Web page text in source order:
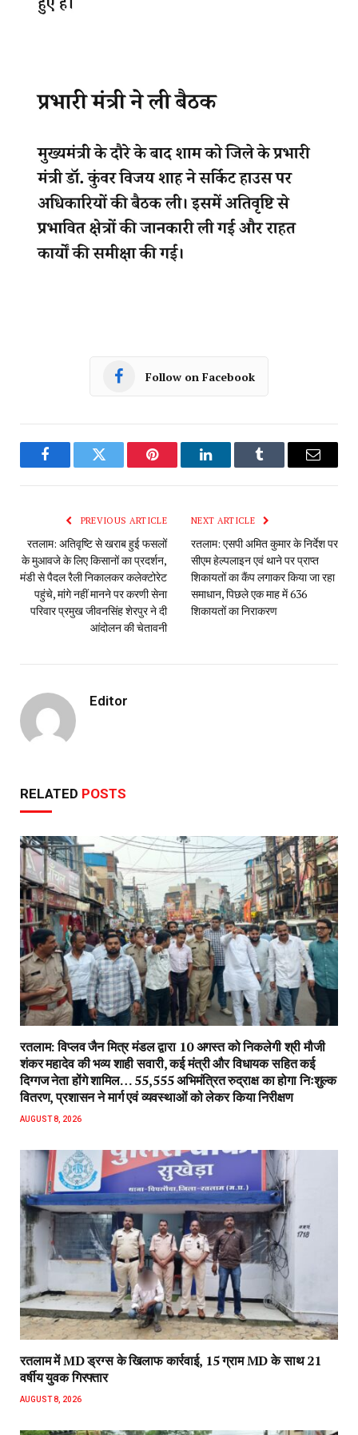
Follow on Facebook
FacebookTwitter Pinterest LinkedInTumblr Email
PREVIOUS ARTICLE
रतलाम: अतिवृष्टि से खराब हुई फसलों
के मुआवजे के लिए किसानों का प्रदर्शन,
मंडी से पैदल रैली निकालकर कलेक्टोरेट
पहुंचे, मांगे नहीं मानने पर करणी सेना
परिवार प्रमुख जीवनसिंह शेरपुर ने दी
आंदोलन की चेतावनी
NEXT ARTICLE
रतलाम: एसपी अमित कुमार के निर्देश पर
सीएम हेल्पलाइन एवं थाने पर प्राप्त
शिकायतों का कैंप लगाकर किया जा रहा
समाधान, पिछले एक माह में 636
शिकायतों का निराकरण
Editor
RELATED POSTS
रतलाम: विप्लव जैन मित्र मंडल द्वारा 10 अगस्त को निकलेगी श्री मौजी
शंकर महादेव की भव्य शाही सवारी, कई मंत्री और विधायक सहित कई
दिग्गज नेता होंगे शामिल… 55,555 अभिमंत्रित रुद्राक्ष का होगा निःशुल्क
वितरण, प्रशासन ने मार्ग एवं व्यवस्थाओं को लेकर किया निरीक्षण
AUGUST 8, 2026
रतलाम में MD ड्रग्स के खिलाफ कार्रवाई, 15 ग्राम MD के साथ 21
वर्षीय युवक गिरफ्तार
AUGUST 8, 2026